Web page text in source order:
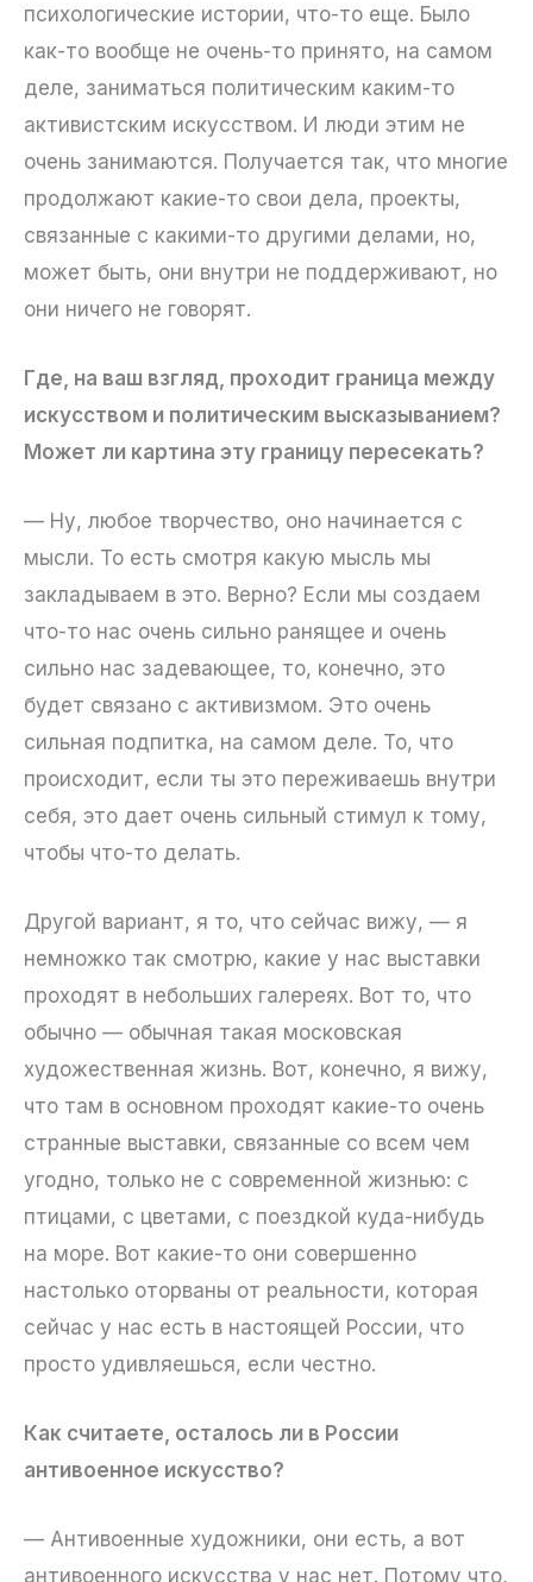
психологические истории, что-то еще. Было
как-то вообще не очень-то принято, на самом
деле, заниматься политическим каким-то
активистским искусством. И люди этим не
очень занимаются. Получается так, что многие
продолжают какие-то свои дела, проекты,
связанные с какими-то другими делами, но,
может быть, они внутри не поддерживают, но
они ничего не говорят.
Где, на ваш взгляд, проходит граница между
искусством и политическим высказыванием?
Может ли картина эту границу пересекать?
— Ну, любое творчество, оно начинается с
мысли. То есть смотря какую мысль мы
закладываем в это. Верно? Если мы создаем
что-то нас очень сильно ранящее и очень
сильно нас задевающее, то, конечно, это
будет связано с активизмом. Это очень
сильная подпитка, на самом деле. То, что
происходит, если ты это переживаешь внутри
себя, это дает очень сильный стимул к тому,
чтобы что-то делать.
Другой вариант, я то, что сейчас вижу, — я
немножко так смотрю, какие у нас выставки
проходят в небольших галереях. Вот то, что
обычно — обычная такая московская
художественная жизнь. Вот, конечно, я вижу,
что там в основном проходят какие-то очень
странные выставки, связанные со всем чем
угодно, только не с современной жизнью: с
птицами, с цветами, с поездкой куда-нибудь
на море. Вот какие-то они совершенно
настолько оторваны от реальности, которая
сейчас у нас есть в настоящей России, что
просто удивляешься, если честно.
Как считаете, осталось ли в России
антивоенное искусство?
— Антивоенные художники, они есть, а вот
антивоенного искусства у нас нет. Потому что,